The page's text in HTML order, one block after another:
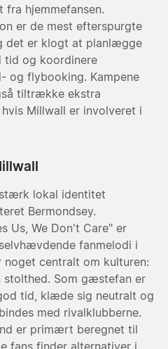
hjemmefansen.
er de mest efterspurgte
det er klogt at planlægge
tid og koordinere
og flybooking. Kampene
tiltrække ekstra
Millwall er involveret i
lokal identitet
Bermondsey.
Us, We Don't Care" er
fanmelodi i
centralt om kulturen:
stolthed. Som gæstefan er
tid, klæde sig neutralt og
med rivalklubberne.
er primært beregnet til
fans finder alternativer i